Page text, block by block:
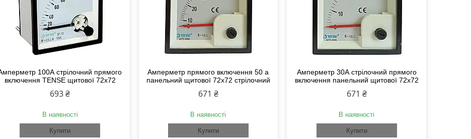
100А стрілочний прямого
включення TENSE щитової 72х72
693 ₴
В наявності
Купити
Амперметр прямого включення 50 а
панельний щитової 72х72 стрілочний
671 ₴
В наявності
Купити
Амперметр 30А стрілочний прямого
включення панельний щитової 72х72
671 ₴
В наявності
Купити